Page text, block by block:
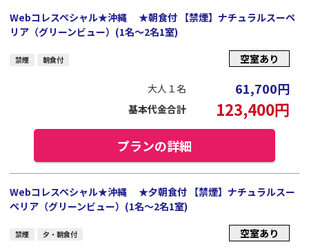
Webコレスペシャル★沖縄 ★朝食付 【禁煙】ナチュラルスーペ
リア（グリーンビュー）(1名～2名1室)
禁煙 朝食付 空室あり
大人１名 61,700円
基本代金合計 123,400円
プランの詳細
Webコレスペシャル★沖縄 ★夕朝食付 【禁煙】ナチュラルスー
ペリア（グリーンビュー）(1名～2名1室)
禁煙 夕・朝食付 空室あり